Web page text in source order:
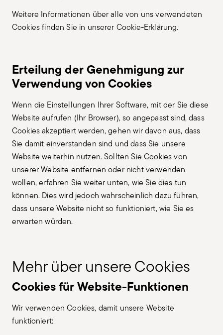
Weitere Informationen über alle von uns verwendeten
Cookies finden Sie in unserer Cookie-Erklärung.
Erteilung der Genehmigung zur
Verwendung von Cookies
Wenn die Einstellungen Ihrer Software, mit der Sie diese
Website aufrufen (Ihr Browser), so angepasst sind, dass
Cookies akzeptiert werden, gehen wir davon aus, dass
Sie damit einverstanden sind und dass Sie unsere
Website weiterhin nutzen. Sollten Sie Cookies von
unserer Website entfernen oder nicht verwenden
wollen, erfahren Sie weiter unten, wie Sie dies tun
können. Dies wird jedoch wahrscheinlich dazu führen,
dass unsere Website nicht so funktioniert, wie Sie es
erwarten würden.
Mehr über unsere Cookies
Cookies für Website-Funktionen
Wir verwenden Cookies, damit unsere Website
funktioniert: